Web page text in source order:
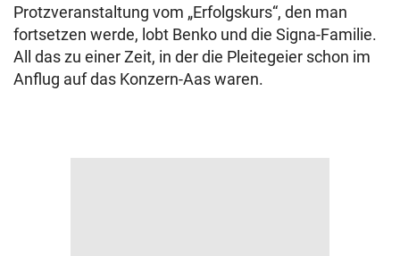
Protzveranstaltung vom „Erfolgskurs“, den man
fortsetzen werde, lobt Benko und die Signa-Familie.
All das zu einer Zeit, in der die Pleitegeier schon im
Anflug auf das Konzern-Aas waren.